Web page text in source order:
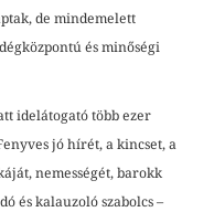
de mindemelett
és minőségi
idelátogató több ezer
jó hírét, a kincset, a
nemességét, barokk
és kalauzoló szabolcs –